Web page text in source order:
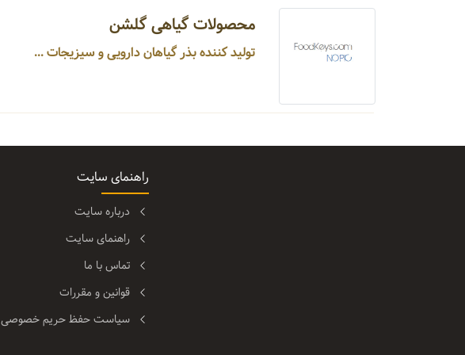
محصولات گیاهی گلشن
تولید کننده بذر گیاهان دارویی و سیزیجات ...
راهنمای سایت
درباره سایت
راهنمای سایت
تماس با ما
قوانین و مقررات
سیاست حفظ حریم خصوصی